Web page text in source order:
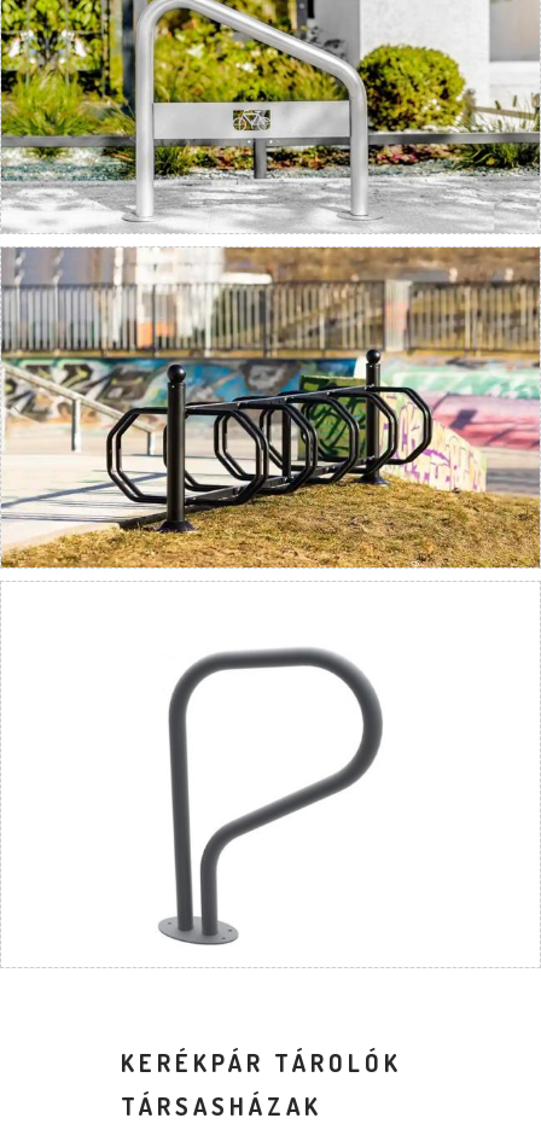
KERÉKPÁR TÁROLÓK
TÁRSASHÁZAK